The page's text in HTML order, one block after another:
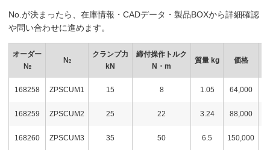
No.が決まったら、在庫情報・CADデータ・製品BOXから詳細確認
や問い合わせに進めます。
オーダー
№
№
クランプ力
kN
締付操作トルク
N・m
質量 kg 価格
168258 ZPSCUM1 15 8 1.05 64,000
168259 ZPSCUM2 25 22 3.24 88,000
168260 ZPSCUM3 35 50 6.5 150,000